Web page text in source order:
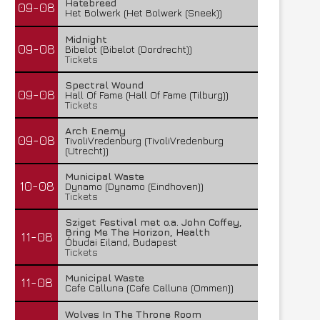
09-08
Hatebreed
Het Bolwerk (Het Bolwerk (Sneek))
09-08
Midnight
Bibelot (Bibelot (Dordrecht))
Tickets
09-08
Spectral Wound
Hall Of Fame (Hall Of Fame (Tilburg))
Tickets
09-08
Arch Enemy
TivoliVredenburg (TivoliVredenburg
(Utrecht))
10-08
Municipal Waste
Dynamo (Dynamo (Eindhoven))
Tickets
11-08
Sziget Festival met o.a. John Coffey,
Bring Me The Horizon, Health
Óbudai Eiland, Budapest
Tickets
11-08
Municipal Waste
Cafe Calluna (Cafe Calluna (Ommen))
Wolves In The Throne Room